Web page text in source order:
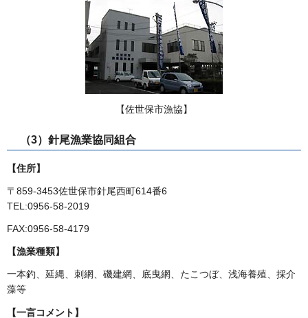
【佐世保市漁協】
（3）針尾漁業協同組合
【住所】
〒859-3453佐世保市針尾西町614番6
TEL:0956-58-2019
FAX:0956-58-4179
【漁業種類】
一本釣、延縄、刺網、磯建網、底曳網、たこつぼ、浅海養殖、採介
藻等
【一言コメント】